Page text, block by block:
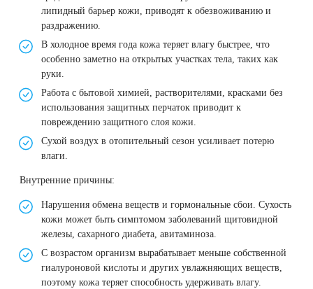
Стоимость
процедур
Похожие
липидный барьер кожи, приводят к обезвоживанию и
раздражению.
В холодное время года кожа теряет влагу быстрее, что
особенно заметно на открытых участках тела, таких как
руки.
Работа с бытовой химией, растворителями, красками без
использования защитных перчаток приводит к
повреждению защитного слоя кожи.
Сухой воздух в отопительный сезон усиливает потерю
влаги.
Внутренние причины:
Нарушения обмена веществ и гормональные сбои. Сухость
кожи может быть симптомом заболеваний щитовидной
железы, сахарного диабета, авитаминоза.
С возрастом организм вырабатывает меньше собственной
гиалуроновой кислоты и других увлажняющих веществ,
поэтому кожа теряет способность удерживать влагу.
Удаление сосудистых звездочек
Удаление винного пятна
Лечение псориаза
Лазерный пилинг
Лазерное удаление рубцов
Удаление рубцов
Удаление новообразований
Лазерное лечение постакне
Поднять брови
Молодую и увлажнённую кожу вокруг глаз
Вылечить расширенные поры
Избавиться от комедонов на лице
Избавиться от пигментных пятен на лице
Остановить выпадение волос
Восстановление здоровья волос
Сделать педикюр